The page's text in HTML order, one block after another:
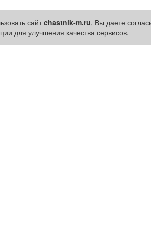
сайтchastnik-m.ru, Вы даете
для улучшения качества сервисов.